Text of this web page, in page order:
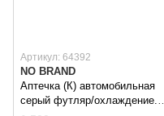
Артикул: 64392
NO BRAND
Аптечка (К) автомобильная
серый футляр/охлаждение.